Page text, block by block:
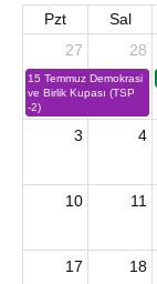
Pzt Sal
27
15 Temmuz Demokrasi
ve Birlik Kupası (TSP
-2)
28
3 4
10 11
17 18